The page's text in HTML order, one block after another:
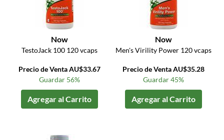
Now
TestoJack 100 120 vcaps
Precio de Venta AU$33.67
Guardar 56%
Agregar al Carrito
Now
Men's Virility Power 120 vcaps
Precio de Venta AU$35.28
Guardar 45%
Agregar al Carrito